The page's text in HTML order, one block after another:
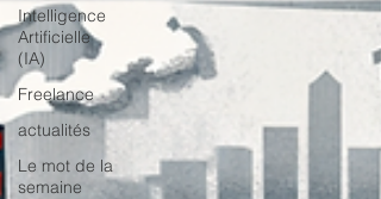
Intelligence
Artificielle
(IA)
Freelance
actualités
Le mot de la
semaine